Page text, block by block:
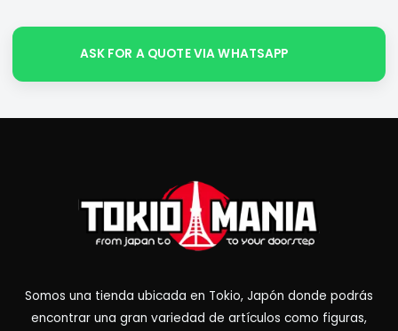
ASK FOR A QUOTE VIA WHATSAPP
Somos una tienda ubicada en Tokio, Japón donde podrás
encontrar una gran variedad de artículos como figuras,